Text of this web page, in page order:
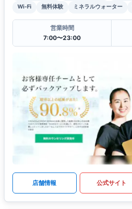
Wi-Fi
無料体験 ミネラルウォーター
営業時間
7:00〜23:00
店舗情報 公式サイト